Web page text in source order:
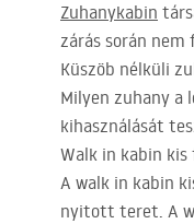
Zuhanykabin
zárás során
Küszöb nélküli
Milyen zuhany a
kihasználását
Walk in kabin
A walk in kabin
nyitott teret. A